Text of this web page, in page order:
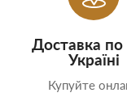
Доставка по
Україні
Купуйте